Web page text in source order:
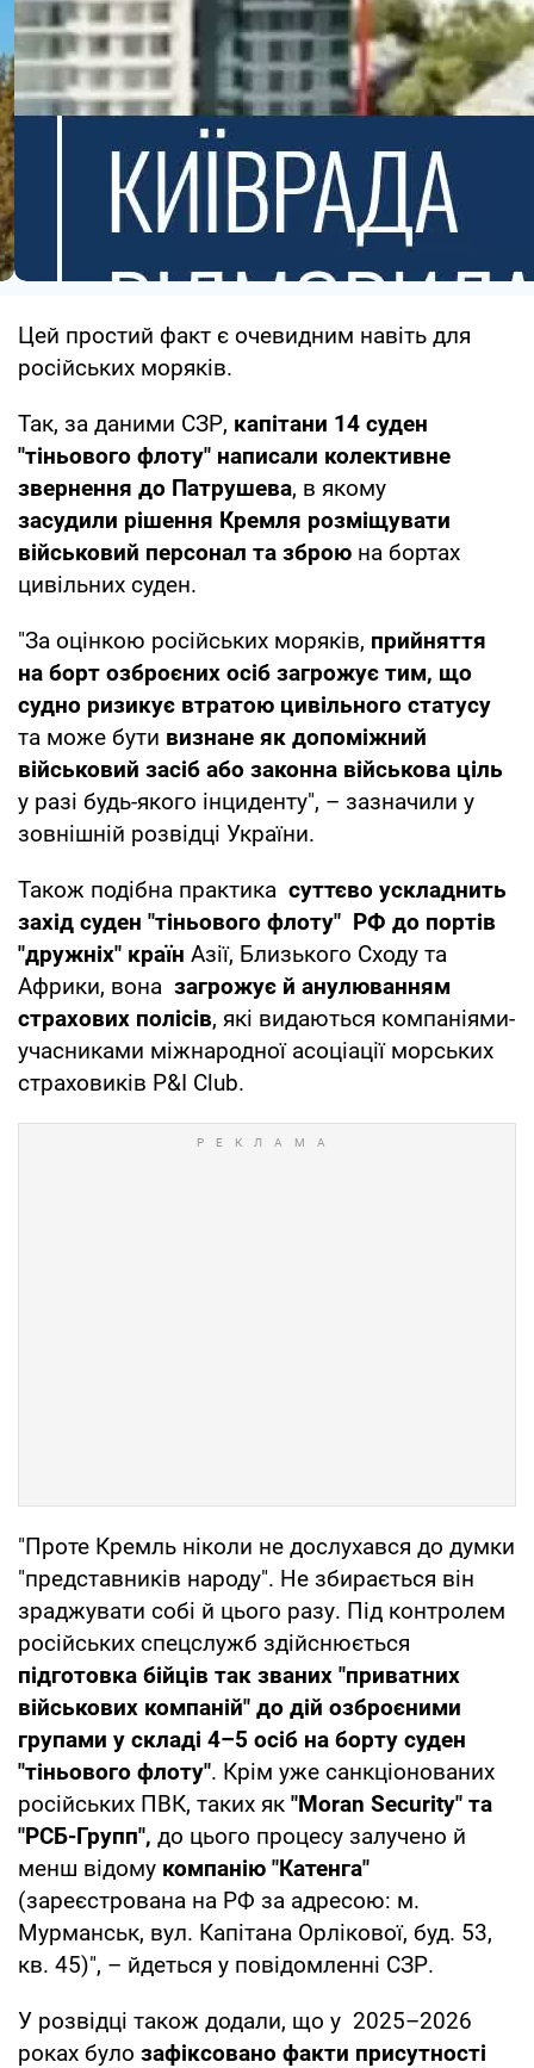
Цей простий факт є очевидним навіть для
російських моряків.
Так, за даними СЗР, капітани 14 суден
"тіньового флоту" написали колективне
звернення до Патрушева, в якому
засудили рішення Кремля розміщувати
військовий персонал та зброю на бортах
цивільних суден.
"За оцінкою російських моряків, прийняття
на борт озброєних осіб загрожує тим, що
судно ризикує втратою цивільного статусу
та може бути визнане як допоміжний
військовий засіб або законна військова ціль
у разі будь-якого інциденту", – зазначили у
зовнішній розвідці України.
Також подібна практика суттєво ускладнить
захід суден "тіньового флоту" РФ до портів
"дружніх" країн Азії, Близького Сходу та
Африки, вона загрожує й анулюванням
страхових полісів, які видаються компаніями-
учасниками міжнародної асоціації морських
страховиків P&I Club.
"Проте Кремль ніколи не дослухався до думки
"представників народу". Не збирається він
зраджувати собі й цього разу. Під контролем
російських спецслужб здійснюється
підготовка бійців так званих "приватних
військових компаній" до дій озброєними
групами у складі 4–5 осіб на борту суден
"тіньового флоту". Крім уже санкціонованих
російських ПВК, таких як "Moran Security" та
"РСБ-Групп", до цього процесу залучено й
менш відому компанію "Катенга"
(зареєстрована на РФ за адресою: м.
Мурманськ, вул. Капітана Орлікової, буд. 53,
кв. 45)", – йдеться у повідомленні СЗР.
У розвідці також додали, що у 2025–2026
роках було зафіксовано факти присутності